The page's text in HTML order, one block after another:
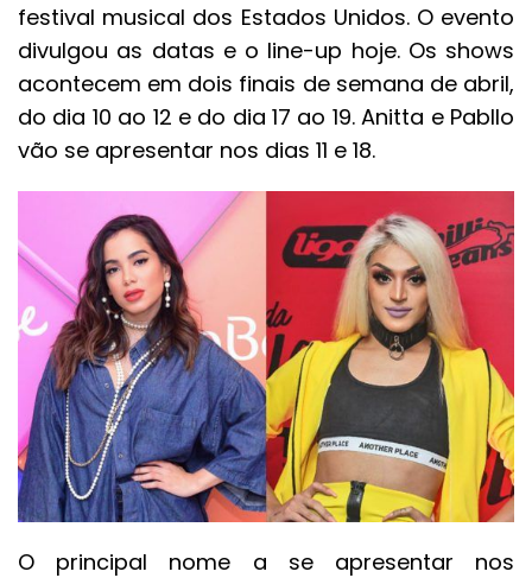
festival musical dos Estados Unidos. O evento
divulgou as datas e o line-up hoje. Os shows
acontecem em dois finais de semana de abril,
do dia 10 ao 12 e do dia 17 ao 19. Anitta e Pabllo
vão se apresentar nos dias 11 e 18.
O principal nome a se apresentar nos